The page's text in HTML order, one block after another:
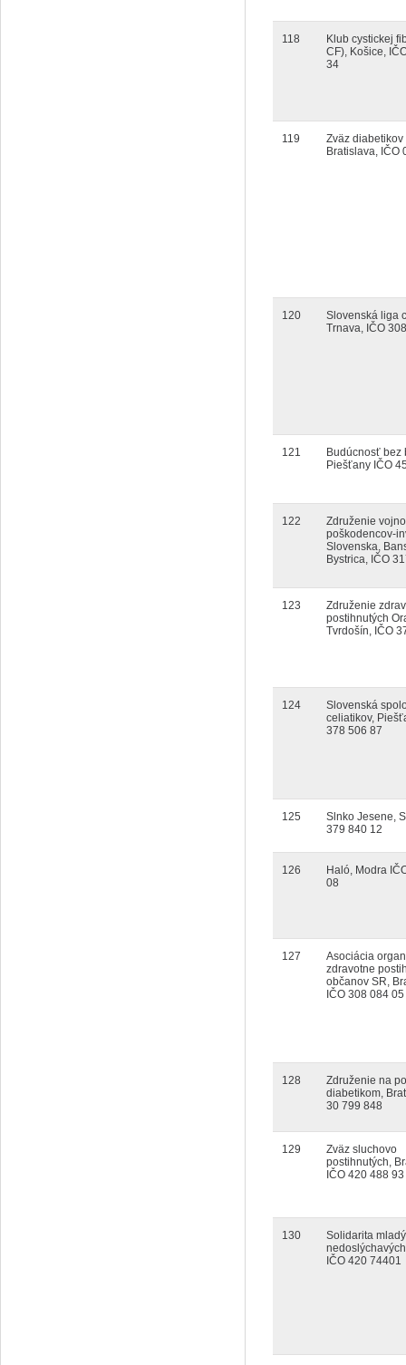
118
Klub cystickej
CF), Košice,
34
119
Zväz
Bratislava, IČO
120
Slovenská liga
Trnava, IČO
121
Budúcnosť bez
Piešťany IČO
122
Združenie
poškodencov-
Slovenska,
Bystrica, IČO
123
Združenie
postihnutých
Tvrdošín, IČO
124
Slovenská
celiatikov,
378 506 87
125
Slnko Jesene,
379 840 12
126
Haló, Modra
08
127
Asociácia
zdravotne
občanov SR,
IČO 308 084 05
128
Združenie na
diabetikom,
30 799 848
129
Zväz sluchovo
postihnutých,
IČO 420 488 93
130
Solidarita
IČO 420 74401